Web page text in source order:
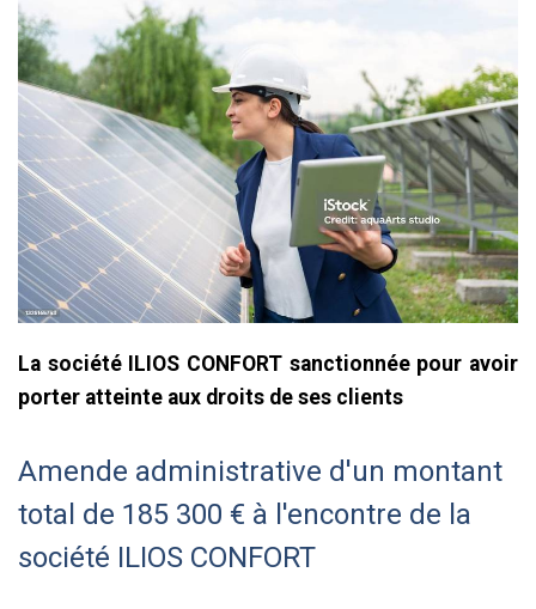
La société ILIOS CONFORT sanctionnée pour avoir
porter atteinte aux droits de ses clients
Amende administrative d'un montant
total de 185 300 € à l'encontre de la
société ILIOS CONFORT